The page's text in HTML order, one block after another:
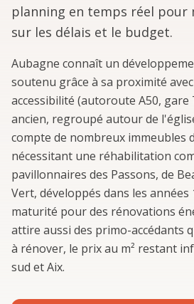
planning en temps réel pour
sur les délais et le budget.
Aubagne connaît un
soutenu grâce à sa proximité
accessibilité (autoroute A50, gare
ancien, regroupé autour de
compte de nombreux immeubles
nécessitant une réhabilitation
pavillonnaires des Passons, de
Vert, développés dans les
maturité pour des rénovations
attire aussi des primo-accédants
à rénover, le prix au m² restant
sud et Aix.